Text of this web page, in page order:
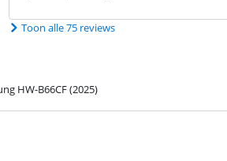
Toon alle 75 reviews
HW-B66CF (2025)